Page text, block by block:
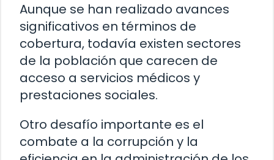
Aunque se han realizado avances
significativos en términos de
cobertura, todavía existen sectores
de la población que carecen de
acceso a servicios médicos y
prestaciones sociales.
Otro desafío importante es el
combate a la corrupción y la